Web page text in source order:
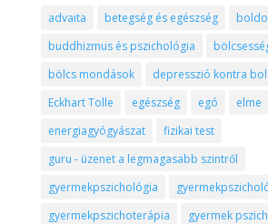
advaita betegség és egészség
buddhizmus és pszichológia
bölcs mondások
depresszió kontra
Eckhart Tolle
egészség egó
elme
energiagyógyászat
fizikai test
guru - üzenet a legmagasabb szintről
gyermekpszichológia
gyermekpszichoterápia
gyermek